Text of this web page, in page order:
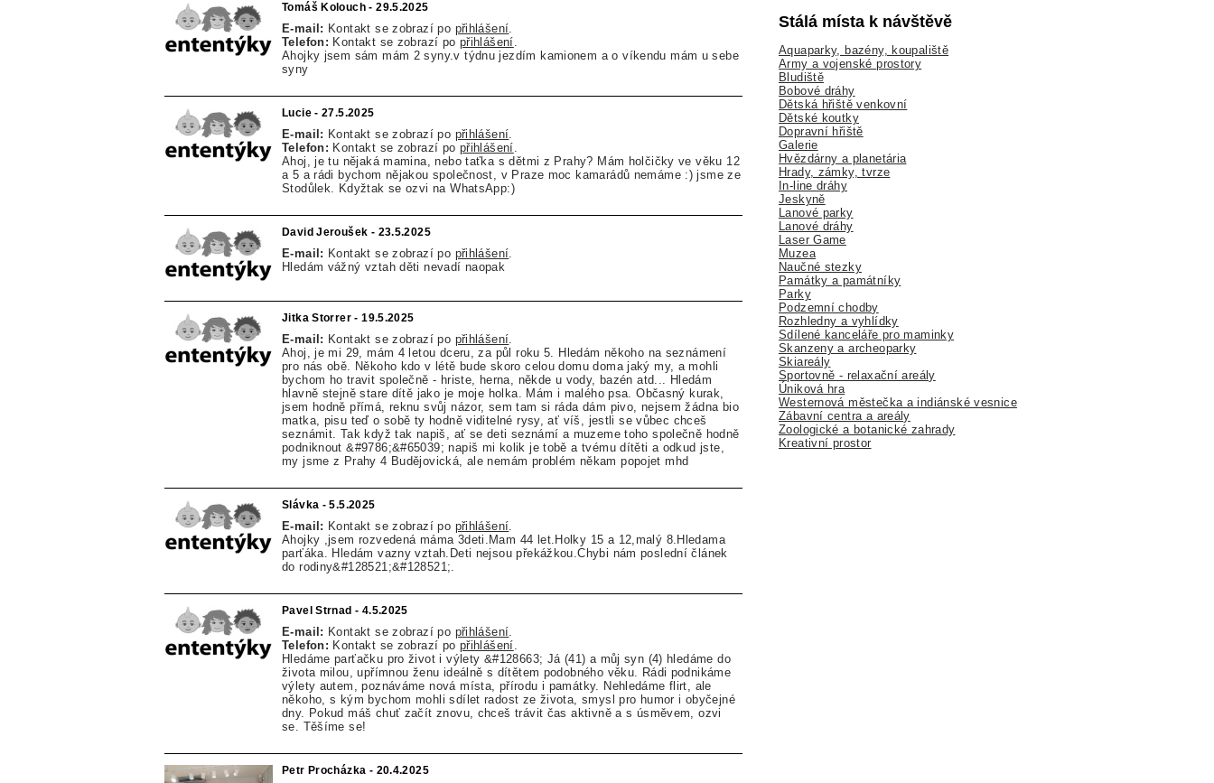
Tomáš Kolouch - 29.5.2025
E-mail: Kontakt se zobrazí po přihlášení
Telefon: Kontakt se zobrazí po přihlášení
Ahojky jsem sám mám 2 syny.v týdnu jezdím kamionem a o víkendu mám u sebe
syny
Lucie - 27.5.2025
E-mail: Kontakt se zobrazí po přihlášení
Telefon: Kontakt se zobrazí po přihlášení
Ahoj, je tu nějaká mamina, nebo taťka s dětmi z Prahy? Mám holčičky ve věku 12
a 5 a rádi bychom nějakou společnost, v Praze moc kamarádů nemáme :) jsme ze
Stodůlek. Kdyžtak se ozvi na WhatsApp:)
David Jeroušek - 23.5.2025
E-mail: Kontakt se zobrazí po přihlášení
Hledám vážný vztah děti nevadí naopak
Jitka Storrer - 19.5.2025
E-mail: Kontakt se zobrazí po přihlášení
Ahoj, je mi 29, mám 4 letou dceru, za půl roku 5. Hledám někoho na seznámení
pro nás obě. Někoho kdo v létě bude skoro celou domu doma jaký my, a mohli
bychom ho travit společně - hriste, herna, někde u vody, bazén atd... Hledám
hlavně stejně stare dítě jako je moje holka. Mám i malého psa. Občasný kurak,
jsem hodně přímá, reknu svůj názor, sem tam si ráda dám pivo, nejsem žádna bio
matka, pisu teď o sobě ty hodně viditelné rysy, ať víš, jestli se vůbec chceš
seznámit. Tak když tak napiš, ať se deti seznámí a muzeme toho společně hodně
podniknout &#9786;&#65039; napiš mi kolik je tobě a tvému dítěti a odkud jste,
my jsme z Prahy 4 Budějovická, ale nemám problém někam popojet mhd
Slávka - 5.5.2025
E-mail: Kontakt se zobrazí po přihlášení
Ahojky ,jsem rozvedená máma 3deti.Mam 44 let.Holky 15 a 12,malý 8.Hledama
parťáka. Hledám vazny vztah.Deti nejsou překážkou.Chybi nám poslední článek
do rodiny&#128521;&#128521;.
Pavel Strnad - 4.5.2025
E-mail: Kontakt se zobrazí po přihlášení
Telefon: Kontakt se zobrazí po přihlášení
Hledáme parťačku pro život i výlety &#128663; Já (41) a můj syn (4) hledáme do
života milou, upřímnou ženu ideálně s dítětem podobného věku. Rádi podnikáme
výlety autem, poznáváme nová místa, přírodu i památky. Nehledáme flirt, ale
někoho, s kým bychom mohli sdílet radost ze života, smysl pro humor i obyčejné
dny. Pokud máš chuť začít znovu, chceš trávit čas aktivně a s úsměvem, ozvi
se. Těšíme se!
Petr Procházka - 20.4.2025
Stálá místa k návštěvě
Aquaparky, bazény, koupaliště
Army a vojenské prostory
Bludiště
Bobové dráhy
Dětská hřiště venkovní
Dětské koutky
Dopravní hřiště
Galerie
Hvězdárny a planetária
Hrady, zámky, tvrze
In-line dráhy
Jeskyně
Lanové parky
Lanové dráhy
Laser Game
Muzea
Naučné stezky
Památky a památníky
Parky
Podzemní chodby
Rozhledny a vyhlídky
Sdílené kanceláře pro maminky
Skanzeny a archeoparky
Skiareály
Sportovně - relaxační areály
Úniková hra
Westernová městečka a indiánské vesnice
Zábavní centra a areály
Zoologické a botanické zahrady
Kreativní prostor